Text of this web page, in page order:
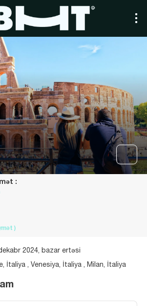
:
)
2024, bazar ertəsi
İtaliya , Venesiya, İtaliya , Milan, İtaliya